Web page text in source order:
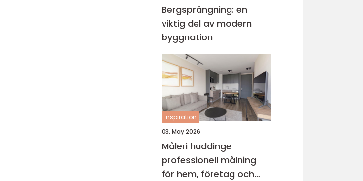
Bergsprängning: en
viktig del av modern
byggnation
inspiration
03. May 2026
Måleri huddinge
professionell målning
för hem, företag och